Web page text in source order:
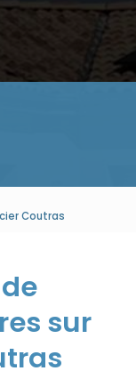
Coutras
sur